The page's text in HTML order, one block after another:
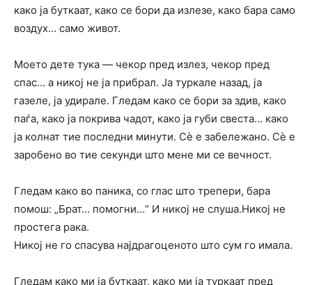
како ја буткаат, како се бори да излезе, како бара само
воздух… само живот.
Моето дете тука — чекор пред излез, чекор пред
спас… а никој не ја прибрал. Ја туркале назад, ја
газеле, ја удирале. Гледам како се бори за здив, како
паѓа, како ја покрива чадот, како ја губи свеста… како
ја колнат тие последни минути. Сè е забележано. Сè е
заробено во тие секунди што мене ми се вечност.
Гледам како во паника, со глас што трепери, бара
помош: „Брат… помогни…“ И никој не слуша.Никој не
простега рака.
Никој не го спасува најдрагоценото што сум го имала.
Гледам како ми ја буткаат, како ми ја туркаат пред